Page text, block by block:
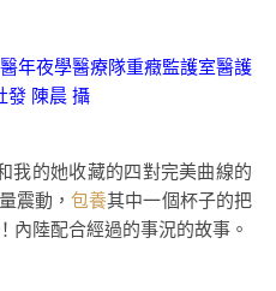
醫年夜學醫療隊重癥監護室醫護
發 陳晨 攝
的她收藏的四對完美曲線的
震動， 包養其中一個杯子的把
內陸配合經過的事況的故事。